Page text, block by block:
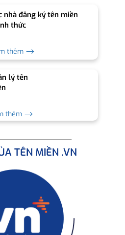
nhà đăng ký tên miền
thức
thêm ⟶
lý tên
thêm ⟶
TÊN MIỀN .VN